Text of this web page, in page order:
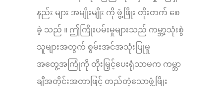
နည်း များ အမျိုးမျိုး ကို ဖွံ့ဖြိုး တိုးတက် စေ
ခဲ့ သည် ။ ဤကြိုးပမ်းမှုများသည် ကမ္ဘာ့သုံးစွဲ
သူများအတွက် စွမ်းအင်အသုံးပြုမှု
အတွေ့အကြုံကို တိုးမြှင့်ပေးရုံသာမက ကမ္ဘာ
ချီအတိုင်းအတာဖြင့် တည်တံ့သောဖွံ့ဖြိုး